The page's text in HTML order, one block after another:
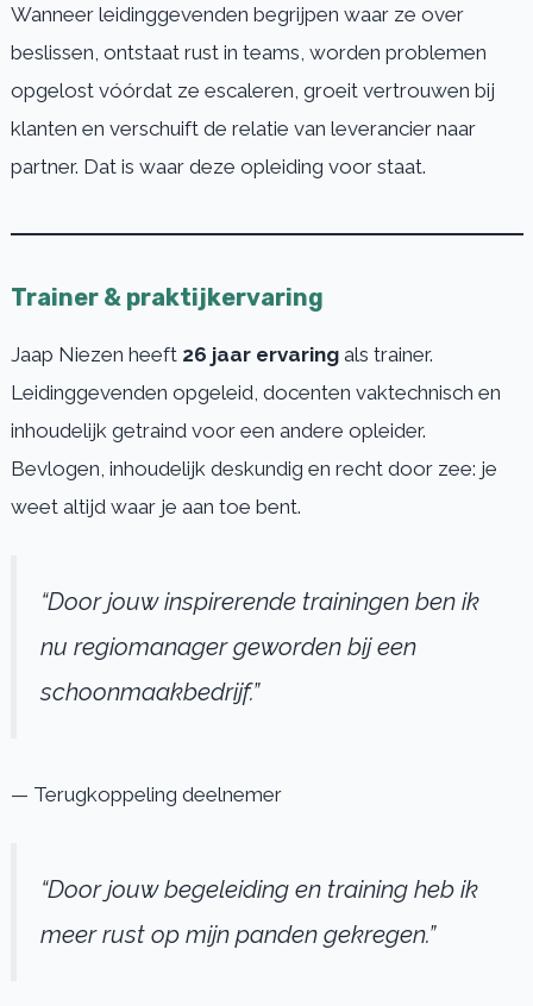
Wanneer leidinggevenden begrijpen waar ze over
beslissen, ontstaat rust in teams, worden problemen
opgelost vóórdat ze escaleren, groeit vertrouwen bij
klanten en verschuift de relatie van leverancier naar
partner. Dat is waar deze opleiding voor staat.
Trainer & praktijkervaring
Jaap Niezen heeft 26 jaar ervaringals trainer.
Leidinggevenden opgeleid, docenten vaktechnisch en
inhoudelijk getraind voor een andere opleider.
Bevlogen, inhoudelijk deskundig en recht door zee: je
weet altijd waar je aan toe bent.
“Door jouw inspirerende trainingen ben ik
nu regiomanager geworden bij een
schoonmaakbedrijf.”
— Terugkoppeling deelnemer
“Door jouw begeleiding en training heb ik
meer rust op mijn panden gekregen.”